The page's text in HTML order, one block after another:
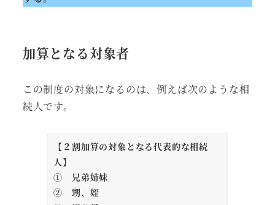
加算となる対象者
この制度の対象になるのは、例えば次のような相
続人です。
【２割加算の対象となる代表的な相続
人】
① 兄弟姉妹
② 甥、姪